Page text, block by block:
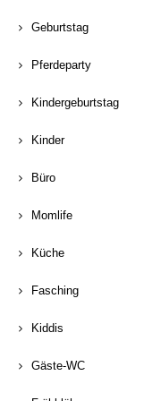
Geburtstag
Pferdeparty
Kindergeburtstag
Kinder
Büro
Momlife
Küche
Fasching
Kiddis
Gäste-WC